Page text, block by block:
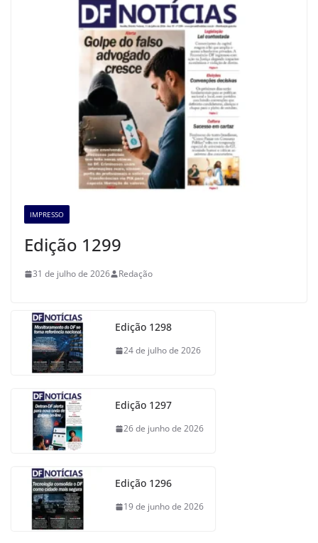
IMPRESSO
Edição 1299
31 de julho de 2026 Redação
Edição 1298
24 de julho de 2026
Edição 1297
26 de junho de 2026
Edição 1296
19 de junho de 2026